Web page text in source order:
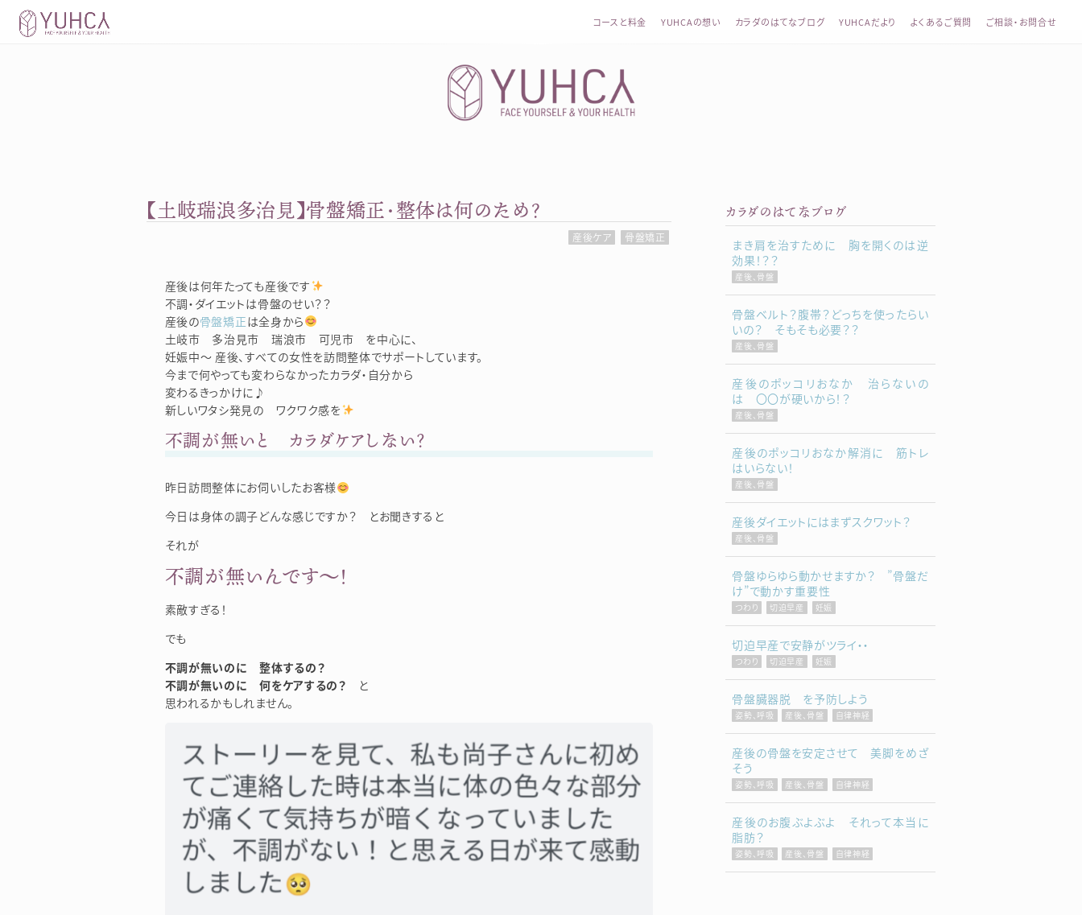
Skip
コースと料金 YUHCAの想い カラダのはてなブログ YUHCAだより よくあるご質問 ご相談・お問合せ
カラダを整え、習慣を変えて、心を前向きに。産前産後訪問整体 YUHCA（ユウカ）
【土岐瑞浪多治見】骨盤矯正・整体は何のため？
産後ケア 骨盤矯正
産後は何年たっても産後です
不調・ダイエットは骨盤のせい？？
産後の骨盤矯正は全身から
土岐市 多治見市 瑞浪市 可児市 を中心に、
妊娠中～ 産後、すべての女性を訪問整体でサポートしています。
今まで何やっても変わらなかったカラダ・自分から
変わるきっかけに♪
新しいワタシ発見の ワクワク感を
不調が無いと カラダケアしない？
昨日訪問整体にお伺いしたお客様
今日は身体の調子どんな感じですか？ とお聞きすると
それが
不調が無いんです～！
素敵すぎる！
でも
不調が無いのに 整体するの？
不調が無いのに 何をケアするの？ と
思われるかもしれません。
カラダのはてなブログ
まき肩を治すために 胸を開くのは逆
効果！？？
産後、骨盤
骨盤ベルト？腹帯？どっちを使ったらい
いの？ そもそも必要？？
産後、骨盤
産後のポッコリおなか 治らないの
は 〇〇が硬いから！？
産後、骨盤
産後のポッコリおなか解消に 筋トレ
はいらない！
産後、骨盤
産後ダイエットにはまずスクワット？
産後、骨盤
骨盤ゆらゆら動かせますか？ ”骨盤だ
け”で動かす重要性
つわり 切迫早産 妊娠
切迫早産で安静がツライ・・
つわり 切迫早産 妊娠
骨盤臓器脱 を予防しよう
姿勢、呼吸 産後、骨盤 自律神経
産後の骨盤を安定させて 美脚をめざ
そう
姿勢、呼吸 産後、骨盤 自律神経
産後のお腹ぶよぶよ それって本当に
脂肪？
姿勢、呼吸 産後、骨盤 自律神経